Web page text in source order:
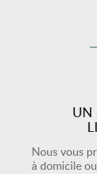
UN
Nous vous
à domicile